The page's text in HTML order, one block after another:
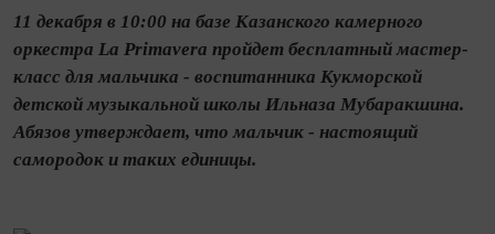
11 декабря в 10:00 на базе Казанского камерного
оркестра La Primavera пройдет бесплатный мастер-
класс для мальчика - воспитанника Кукморской
детской музыкальной школы Ильназа Мубаракшина.
Абязов утверждает, что мальчик - настоящий
самородок и таких единицы.